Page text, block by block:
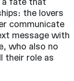
the lovers
communicate
message with
who also no
their role as